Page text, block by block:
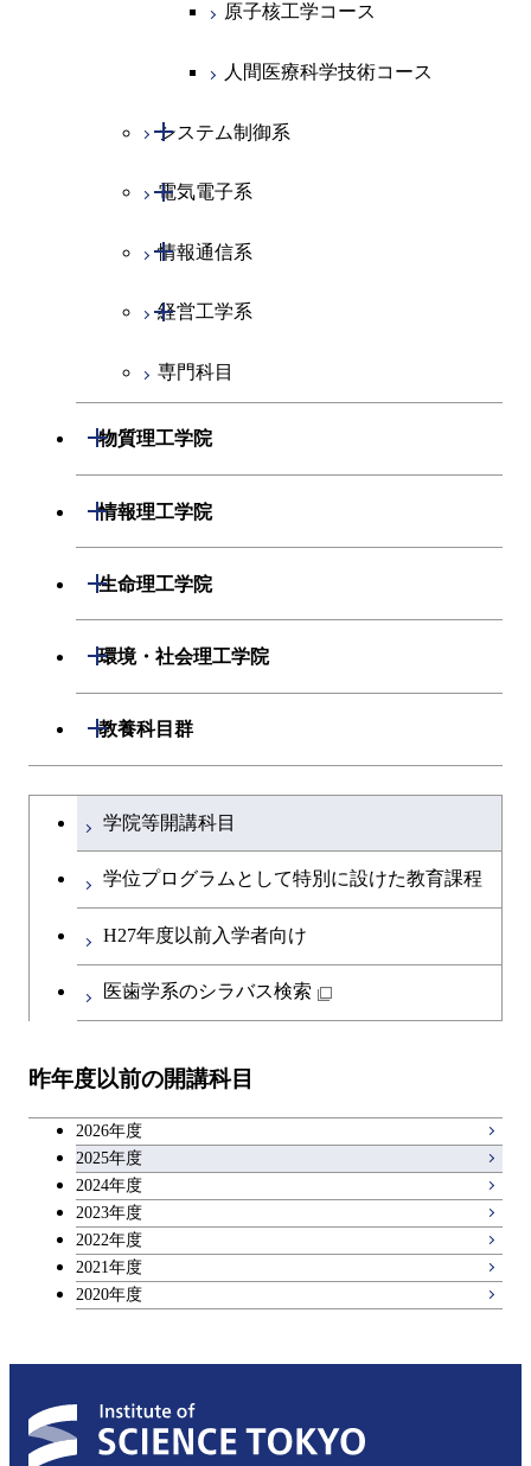
原子核工学コース
人間医療科学技術コース
システム制御系
開閉
システム制御コース
エンジニアリングデザイン
電気電子系
開閉
電気電子コース
エネルギーコース
エネルギー・情報コース
情報通信系
開閉
情報通信コース
エンジニアリングデザイン
コース
人間医療科学技術コース
経営工学系
開閉
経営工学コース
専門科目
物質理工学院
開閉
材料系
開閉
エネルギーコース
原子核工学コース
人間医療科学技術コース
応用化学コース
ース
原子核工学コース
物質・情報卓越コース
専門科目
情報理工学院
開閉
数理・計算科学系
開閉
知能情報コース
情報工学コース
知能情報コース
エネルギー・情報コース
人間医療科学技術コース
物質・情報卓越コース
専門科目
生命理工学院
開閉
生命理工学系
開閉
ライフエンジニアリングコ
ース
物質・情報卓越コース
環境・社会理工学院
開閉
建築学系
開閉
コース
都市・環境学コース
コース
都市・環境学コース
開閉
エネルギーコース
エネルギー・情報コース
エンジニアリングデザイン
原子核工学コース
物質・情報卓越コース
社会・人間科学コース
イノベーション科学系
イノベーション科学コース
人間医療科学技術コース
技術経営専門職学位課程
開閉
技術経営専門職学位課程
専門科目
教養科目群
開閉
文系教養科目
英語科目
第二外国語科目
キャリア科目
大学院課程を切り替える
学院等開講科目
学位プログラムとして特別に設けた教育課程
H27年度以前入学者向け
医歯学系のシラバス検索
昨年度以前の開講科目
2026年度
2025年度
2024年度
2023年度
2022年度
2021年度
2020年度